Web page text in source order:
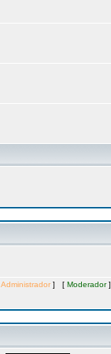
Administrador ] [ Moderador]